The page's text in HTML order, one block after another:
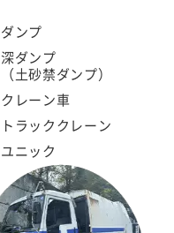
ダンプ
深ダンプ
（土砂禁ダンプ）
クレーン車
トラッククレーン
ユニック